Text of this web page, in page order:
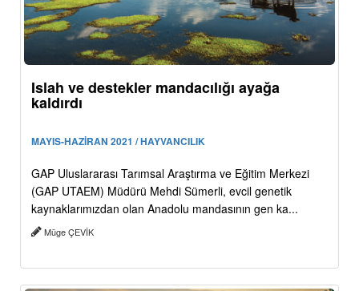
Islah ve destekler mandacılığı ayağa
kaldırdı
MAYIS-HAZİRAN 2021 / HAYVANCILIK
GAP Uluslararası Tarımsal Araştırma ve Eğitim Merkezi
(GAP UTAEM) Müdürü Mehdi Sümerli, evcil genetik
kaynaklarımızdan olan Anadolu mandasının gen ka...
Müge ÇEVİK